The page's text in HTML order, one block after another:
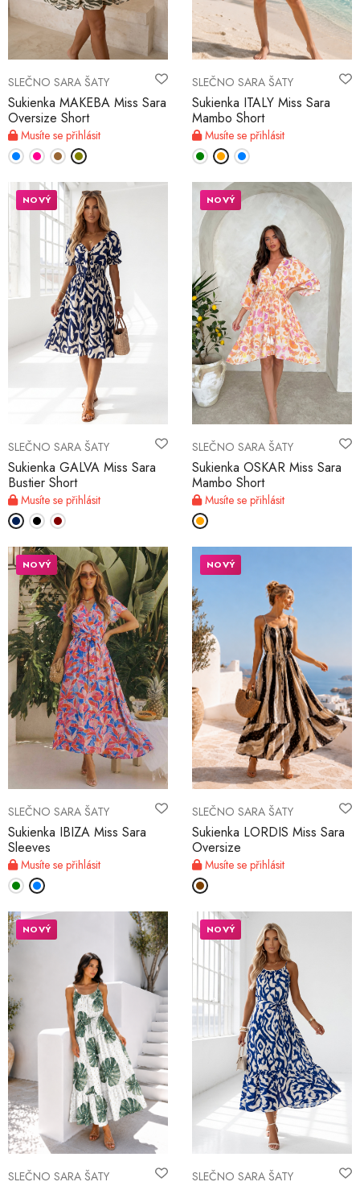
MŮJ ÚČET
Jazyk
Měnová jednotka
SLEČNO SARA ŠATY
Sukienka MAKEBA Miss Sara
Oversize Short
Musíte se přihlásit
SLEČNO SARA ŠATY
Sukienka ITALY Miss Sara
Mambo Short
Musíte se přihlásit
SLEČNO SARA ŠATY
Sukienka GALVA Miss Sara
Bustier Short
Musíte se přihlásit
NOVÝ
SLEČNO SARA ŠATY
Sukienka OSKAR Miss Sara
Mambo Short
Musíte se přihlásit
NOVÝ
SLEČNO SARA ŠATY
Sukienka IBIZA Miss Sara
Sleeves
Musíte se přihlásit
NOVÝ
SLEČNO SARA ŠATY
Sukienka LORDIS Miss Sara
Oversize
Musíte se přihlásit
NOVÝ
SLEČNO SARA ŠATY
NOVÝ
SLEČNO SARA ŠATY
NOVÝ